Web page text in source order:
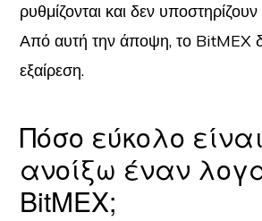
ρυθμίζονται και δεν
Από αυτή την άποψη, το BitMEX
εξαίρεση.
Πόσο εύκολο
ανοίξω έναν
BitMEX;